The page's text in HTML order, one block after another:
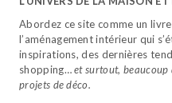
Abordez ce site comme un
l’aménagement intérieur qui
inspirations, des dernières
shopping…et surtout, beaucoup
projets de déco.